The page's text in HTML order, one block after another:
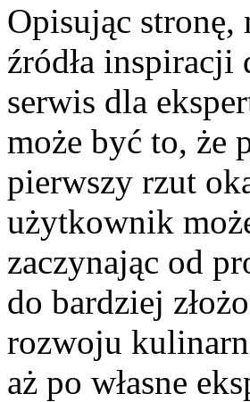
Opisując stronę,
źródła inspiracji
serwis dla
może być to, że
pierwszy rzut
użytkownik
zaczynając od
do bardziej
rozwoju
aż po własne